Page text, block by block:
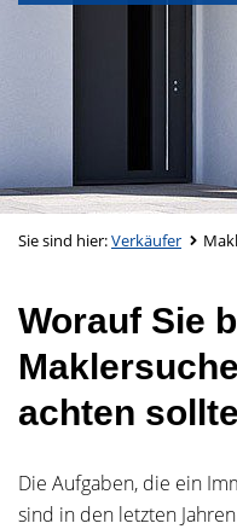
Sie sind hier:Verkäufer
Worauf Sie
achten
Die Aufgaben, die ein
sind in den letzten